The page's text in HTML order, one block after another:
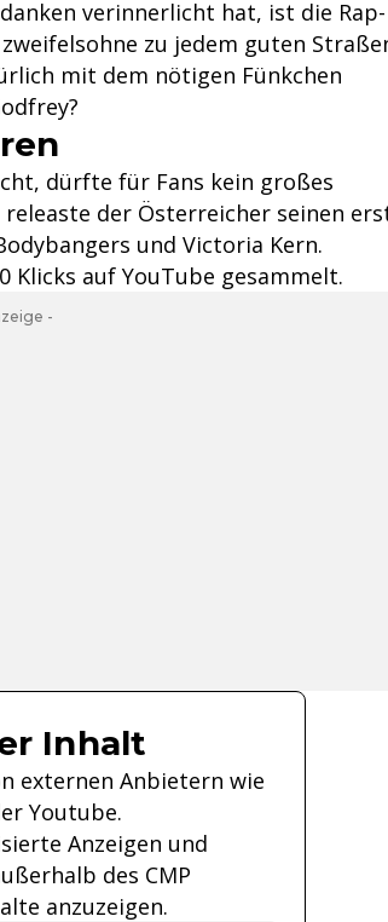
verinnerlicht hat, ist die Rap-
zu jedem guten
mit dem nötigen Fünkchen
dürfte für Fans kein großes
der Österreicher seinen
und Victoria Kern.
Klicks auf YouTube gesammelt.
-
Inhalt
externen Anbietern wie
Youtube.
Anzeigen und
des CMP
anzuzeigen.